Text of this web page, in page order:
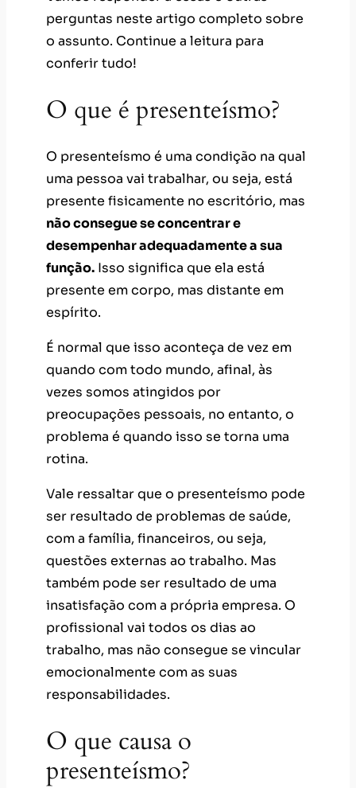
perguntas neste artigo completo sobre
o assunto. Continue a leitura para
conferir tudo!
O que é presenteísmo?
O presenteísmo é uma condição na qual
uma pessoa vai trabalhar, ou seja, está
presente fisicamente no escritório, mas
não consegue se concentrar e
desempenhar adequadamente a sua
função. Isso significa que ela está
presente em corpo, mas distante em
espírito.
É normal que isso aconteça de vez em
quando com todo mundo, afinal, às
vezes somos atingidos por
preocupações pessoais, no entanto, o
problema é quando isso se torna uma
rotina.
Vale ressaltar que o presenteísmo pode
ser resultado de problemas de saúde,
com a família, financeiros, ou seja,
questões externas ao trabalho. Mas
também pode ser resultado de uma
insatisfação com a própria empresa. O
profissional vai todos os dias ao
trabalho, mas não consegue se vincular
emocionalmente com as suas
responsabilidades.
O que causa o
presenteísmo?